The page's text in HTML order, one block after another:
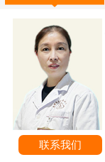
联系我们